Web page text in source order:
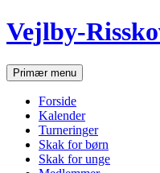
Hop
til
Vejlby-
SøgPrimær menu
Forside
Kalender
Turneringer
Skak for børn
Skak for unge